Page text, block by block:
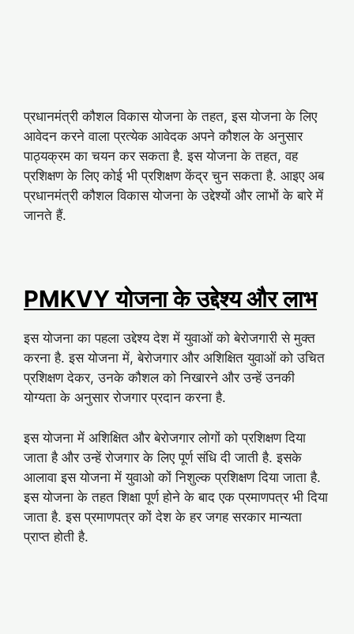
प्रधानमंत्री कौशल विकास योजना के तहत, इस योजना के लिए
आवेदन करने वाला प्रत्येक आवेदक अपने कौशल के अनुसार
पाठ्यक्रम का चयन कर सकता है. इस योजना के तहत, वह
प्रशिक्षण के लिए कोई भी प्रशिक्षण केंद्र चुन सकता है. आइए अब
प्रधानमंत्री कौशल विकास योजना के उद्देश्यों और लाभों के बारे में
जानते हैं.
PMKVY योजना के उद्देश्य और लाभ
इस योजना का पहला उद्देश्य देश में युवाओं को बेरोजगारी से मुक्त
करना है. इस योजना में, बेरोजगार और अशिक्षित युवाओं को उचित
प्रशिक्षण देकर, उनके कौशल को निखारने और उन्हें उनकी
योग्यता के अनुसार रोजगार प्रदान करना है.
इस योजना में अशिक्षित और बेरोजगार लोगों को प्रशिक्षण दिया
जाता है और उन्हें रोजगार के लिए पूर्ण संधि दी जाती है. इसके
आलावा इस योजना में युवाओ कों निशुल्क प्रशिक्षण दिया जाता है.
इस योजना के तहत शिक्षा पूर्ण होने के बाद एक प्रमाणपत्र भी दिया
जाता है. इस प्रमाणपत्र कों देश के हर जगह सरकार मान्यता
प्राप्त होती है.